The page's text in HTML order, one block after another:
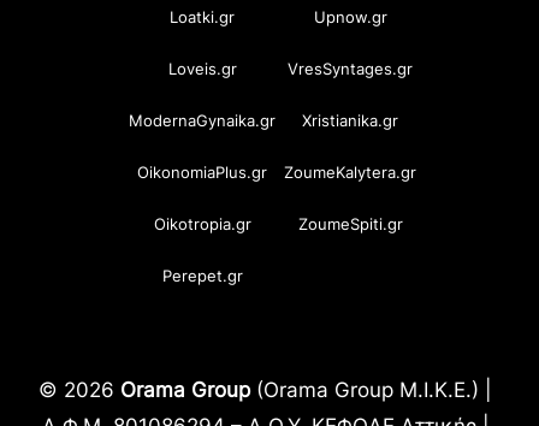
Loatki.gr Upnow.gr
Loveis.gr VresSyntages.gr
ModernaGynaika.gr Xristianika.gr
OikonomiaPlus.gr ZoumeKalytera.gr
Oikotropia.gr ZoumeSpiti.gr
Perepet.gr
© 2026 Orama Group(Orama Group Μ.Ι.Κ.Ε.) |